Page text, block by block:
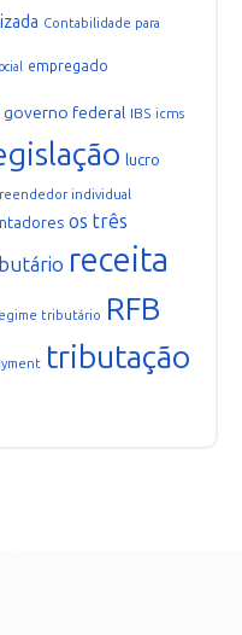
Contabilidade para
empregado
governo federal IBS icms
lucro
individual
os três
receita
tributário RFB
tributação